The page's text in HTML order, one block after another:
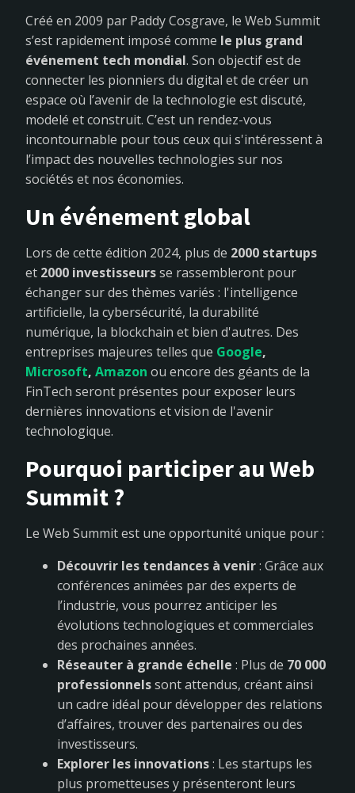
Créé en 2009 par Paddy Cosgrave, le Web Summit
s’est rapidement imposé comme le plus grand
événement tech mondial. Son objectif est de
connecter les pionniers du digital et de créer un
espace où l’avenir de la technologie est discuté,
modelé et construit. C’est un rendez-vous
incontournable pour tous ceux qui s'intéressent à
l’impact des nouvelles technologies sur nos
sociétés et nos économies.
Un événement global
Lors de cette édition 2024, plus de 2000 startups
et 2000 investisseursse rassembleront pour
échanger sur des thèmes variés : l'intelligence
artificielle, la cybersécurité, la durabilité
numérique, la blockchain et bien d'autres. Des
entreprises majeures telles que Google,
Microsoft,Amazon ou encore des géants de la
FinTech seront présentes pour exposer leurs
dernières innovations et vision de l'avenir
technologique.
Pourquoi participer au Web
Summit ?
Le Web Summit est une opportunité unique pour :
Découvrir les tendances à venir: Grâce aux
conférences animées par des experts de
l’industrie, vous pourrez anticiper les
évolutions technologiques et commerciales
des prochaines années.
Réseauter à grande échelle : Plus de 70 000
professionnelssont attendus, créant ainsi
un cadre idéal pour développer des relations
d’affaires, trouver des partenaires ou des
investisseurs.
Explorer les innovations: Les startups les
plus prometteuses y présenteront leurs